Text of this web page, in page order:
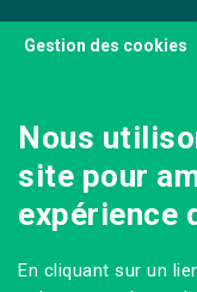
Gestion des cookies
Nous
site pour
expérience
En cliquant sur un